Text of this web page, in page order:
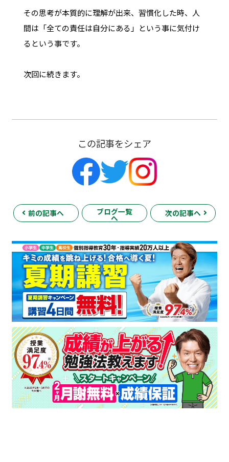
その思考が本質的に理解が出来、習慣化した時、人
間は「全ての責任は自分にある」という事に気付け
るという事です。
次回に続きます。
この記事をシェア
前の記事へ ブログ一覧
へ
次の記事へ